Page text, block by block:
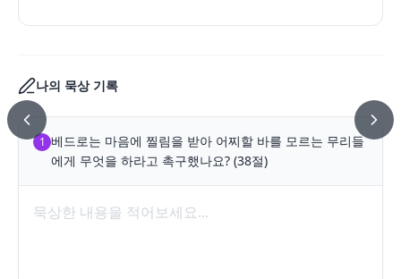
나의 묵상 기록
1 베드로는 마음에 찔림을 받아 어찌할 바를 모르는 무리들
에게 무엇을 하라고 촉구했나요? (38절)